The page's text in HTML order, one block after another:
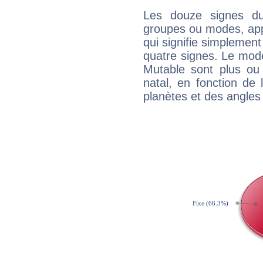
Les douze signes
groupes ou modes,
qui signifie
quatre signes. Le
Mutable sont plus
natal, en fonction de
planètes et des